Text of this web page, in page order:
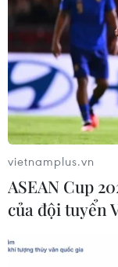
Sở Y tế TP. HCM
chăm sóc người
bàn thành phố,
chăm sóc, quản lý
vietnamplus.vn
ASEAN Cup
của đội tuyển